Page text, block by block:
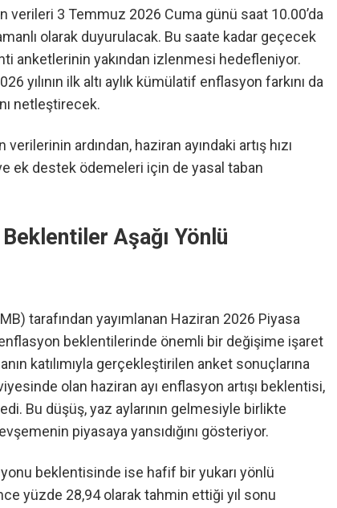
verileri 3 Temmuz 2026 Cuma günü saat 10.00’da
olarak duyurulacak. Bu saate kadar geçecek
anketlerinin yakından izlenmesi hedefleniyor.
yılının ilk altı aylık kümülatif enflasyon farkını da
netleştirecek.
ardından, haziran ayındaki artış hızı
ek destek ödemeleri için de yasal taban
Aşağı Yönlü
tarafından yayımlanan Haziran 2026 Piyasa
enflasyon beklentilerinde önemli bir değişime işaret
katılımıyla gerçekleştirilen anket sonuçlarına
olan haziran ayı enflasyon artışı beklentisi,
Bu düşüş, yaz aylarının gelmesiyle birlikte
piyasaya yansıdığını gösteriyor.
beklentisinde ise hafif bir yukarı yönlü
yüzde 28,94 olarak tahmin ettiği yıl sonu